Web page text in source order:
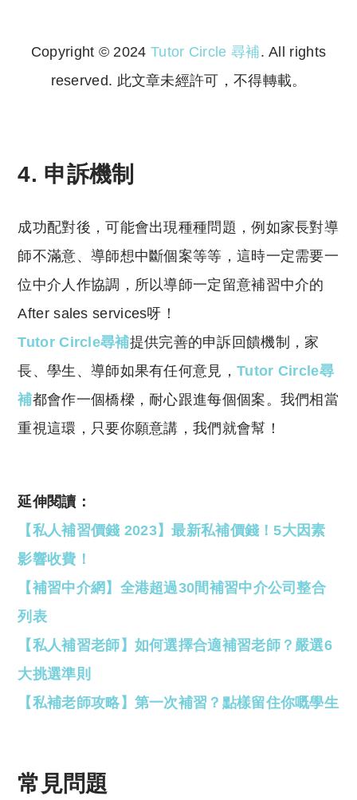
Copyright © 2024 Tutor Circle 尋補. All rights
reserved. 此文章未經許可，不得轉載。
4. 申訴機制
成功配對後，可能會出現種種問題，例如家長對導
師不滿意、導師想中斷個案等等，這時一定需要一
位中介人作協調，所以導師一定留意補習中介的
After sales services呀！
Tutor Circle尋補提供完善的申訴回饋機制，家
長、學生、導師如果有任何意見， Tutor Circle尋
補都會作一個橋樑，耐心跟進每個個案。我們相當
重視這環，只要你願意講，我們就會幫！
延伸閱讀：
【私人補習價錢 2023】最新私補價錢！5大因素
影響收費！
【補習中介網】全港超過30間補習中介公司整合
列表
【私人補習老師】如何選擇合適補習老師？嚴選6
大挑選準則
【私補老師攻略】第一次補習？點樣留住你嘅學生
常見問題